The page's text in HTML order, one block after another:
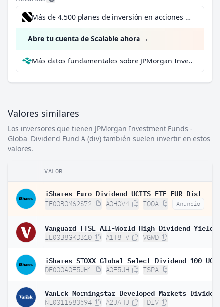
Más de 4.500 planes de inversión en acciones desde 1 €
Abre tu cuenta de Scalable ahora →
Más datos fundamentales sobre JPMorgan Investment Funds - Global Dividend Fund A (div) en Parqet
Valores similares
Los inversores que tienen JPMorgan Investment Funds -
Global Dividend Fund A (div) también suelen invertir en estos
valores.
VALOR
iShares Euro Dividend UCITS ETF EUR Dist
IE00B0M62S72 A0HGV4 IQQA Anuncio
IE00B8GKDB10 A1T8FV VGWD
DE000A0F5UH1 A0F5UH ISPA
NL0011683594 A2JAHJ TDIV